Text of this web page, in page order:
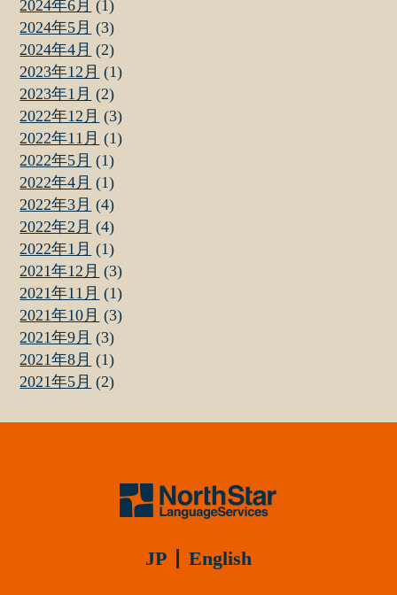
2024年6月 (1)
2024年5月 (3)
2024年4月 (2)
2023年12月 (1)
2023年1月 (2)
2022年12月 (3)
2022年11月 (1)
2022年5月 (1)
2022年4月 (1)
2022年3月 (4)
2022年2月 (4)
2022年1月 (1)
2021年12月 (3)
2021年11月 (1)
2021年10月 (3)
2021年9月 (3)
2021年8月 (1)
2021年5月 (2)
JP English